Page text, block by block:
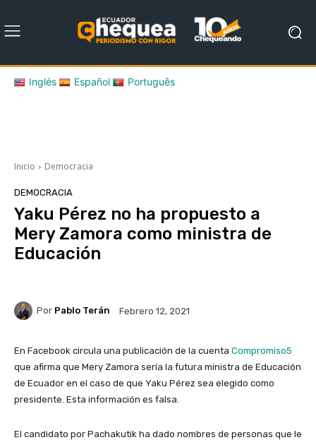
Inglés Español Português
Inicio Democracia
DEMOCRACIA
Yaku Pérez no ha propuesto a
Mery Zamora como ministra de
Educación
Por Pablo Terán Febrero 12, 2021
En Facebook circula una publicación de la cuenta Compromiso5
que afirma que Mery Zamora sería la futura ministra de Educación
de Ecuador en el caso de que Yaku Pérez sea elegido como
presidente. Esta información es falsa.
El candidato por Pachakutik ha dado nombres de personas que le